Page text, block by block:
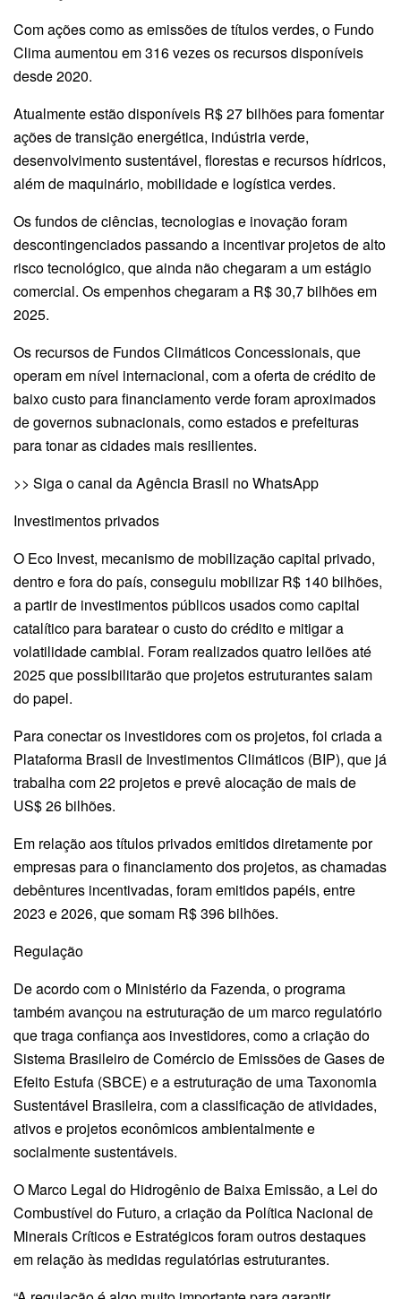
Com ações como as emissões de títulos verdes, o Fundo
Clima aumentou em 316 vezes os recursos disponíveis
desde 2020.
Atualmente estão disponíveis R$ 27 bilhões para fomentar
ações de transição energética, indústria verde,
desenvolvimento sustentável, florestas e recursos hídricos,
além de maquinário, mobilidade e logística verdes.
Os fundos de ciências, tecnologias e inovação foram
descontingenciados passando a incentivar projetos de alto
risco tecnológico, que ainda não chegaram a um estágio
comercial. Os empenhos chegaram a R$ 30,7 bilhões em
2025.
Os recursos de Fundos Climáticos Concessionais, que
operam em nível internacional, com a oferta de crédito de
baixo custo para financiamento verde foram aproximados
de governos subnacionais, como estados e prefeituras
para tonar as cidades mais resilientes.
>> Siga o canal da Agência Brasil no WhatsApp
Investimentos privados
O Eco Invest, mecanismo de mobilização capital privado,
dentro e fora do país, conseguiu mobilizar R$ 140 bilhões,
a partir de investimentos públicos usados como capital
catalítico para baratear o custo do crédito e mitigar a
volatilidade cambial. Foram realizados quatro leilões até
2025 que possibilitarão que projetos estruturantes saiam
do papel.
Para conectar os investidores com os projetos, foi criada a
Plataforma Brasil de Investimentos Climáticos (BIP), que já
trabalha com 22 projetos e prevê alocação de mais de
US$ 26 bilhões.
Em relação aos títulos privados emitidos diretamente por
empresas para o financiamento dos projetos, as chamadas
debêntures incentivadas, foram emitidos papéis, entre
2023 e 2026, que somam R$ 396 bilhões.
Regulação
De acordo com o Ministério da Fazenda, o programa
também avançou na estruturação de um marco regulatório
que traga confiança aos investidores, como a criação do
Sistema Brasileiro de Comércio de Emissões de Gases de
Efeito Estufa (SBCE) e a estruturação de uma Taxonomia
Sustentável Brasileira, com a classificação de atividades,
ativos e projetos econômicos ambientalmente e
socialmente sustentáveis.
O Marco Legal do Hidrogênio de Baixa Emissão, a Lei do
Combustível do Futuro, a criação da Política Nacional de
Minerais Críticos e Estratégicos foram outros destaques
em relação às medidas regulatórias estruturantes.